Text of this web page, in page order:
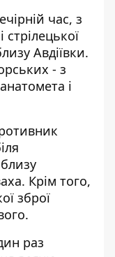
час, з
стрілецької
Авдіївки.
- з
і
Крім того,
зброї
раз